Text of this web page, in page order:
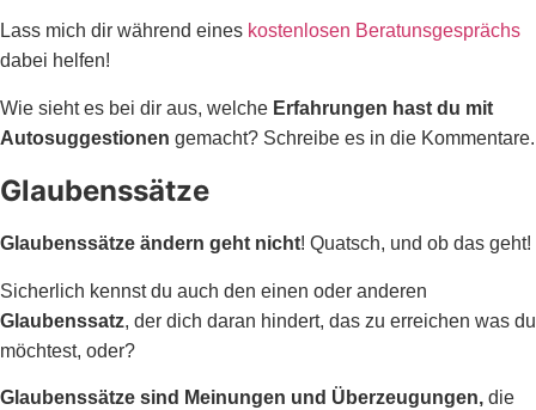
Lass mich dir während eines kostenlosen Beratunsgesprächs
dabei helfen!
Wie sieht es bei dir aus, welche Erfahrungen hast du mit
Autosuggestionen gemacht? Schreibe es in die Kommentare.
Glaubenssätze
Glaubenssätze ändern geht nicht! Quatsch, und ob das geht!
Sicherlich kennst du auch den einen oder anderen
Glaubenssatz, der dich daran hindert, das zu erreichen was du
möchtest, oder?
Glaubenssätze sind Meinungen und Überzeugungen, die